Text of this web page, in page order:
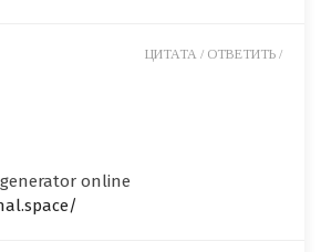
online
ЦИТАТА / ОТВЕТИТЬ /